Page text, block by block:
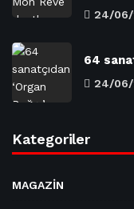
24/06/
64
24/06/
Kategoriler
MAGAZİN